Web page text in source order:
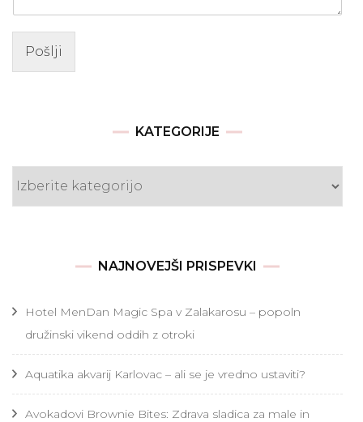
Pošlji
KATEGORIJE
Kategorije
NAJNOVEJŠI PRISPEVKI
Hotel MenDan Magic Spa v Zalakarosu – popoln
družinski vikend oddih z otroki
Aquatika akvarij Karlovac – ali se je vredno ustaviti?
Avokadovi Brownie Bites: Zdrava sladica za male in